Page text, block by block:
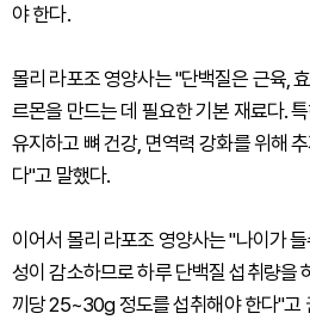
야 한다.
몰리 라포조 영양사는 "단백질은 근육,
르몬을 만드는 데 필요한 기본 재료다.
유지하고 뼈 건강, 면역력 강화를 위해
다"고 말했다.
이어서 몰리 라포조 영양사는 "나이가
성이 감소하므로 하루 단백질 섭취량을
끼당 25~30g 정도를 섭취해야 한다"고